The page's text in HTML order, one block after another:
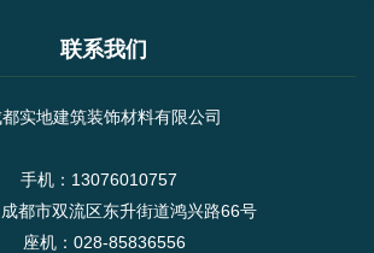
联系我们
都实地建筑装饰材料有限公司
手机：13076010757
都市双流区东升街道鸿兴路66号
座机：028-85836556